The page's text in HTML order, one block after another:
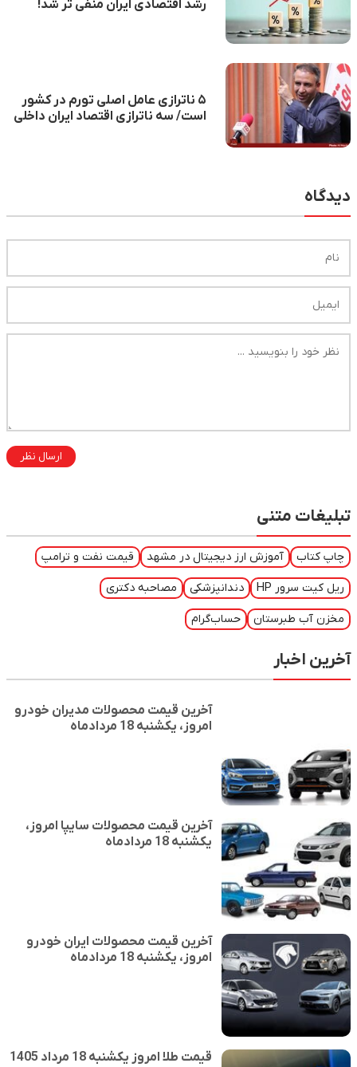
رشد اقتصادی ایران منفی تر شد!
۵ ناترازی عامل اصلی تورم در کشور
است/ سه ناترازی اقتصاد ایران داخلی
دیدگاه
ارسال نظر
تبلیغات متنی
چاپ کتاب آموزش ارز دیجیتال در مشهد قیمت نفت و ترامپ
ریل کیت سرور HP دندانپزشکی مصاحبه دکتری
مخزن آب طبرستان حساب‌گرام
آخرین اخبار
آخرین قیمت محصولات مدیران خودرو
امروز، یکشنبه 18 مردادماه
آخرین قیمت محصولات سایپا امروز،
یکشنبه 18 مردادماه
آخرین قیمت محصولات ایران خودرو
امروز، یکشنبه 18 مردادماه
قیمت طلا امروز یکشنبه 18 مرداد 1405